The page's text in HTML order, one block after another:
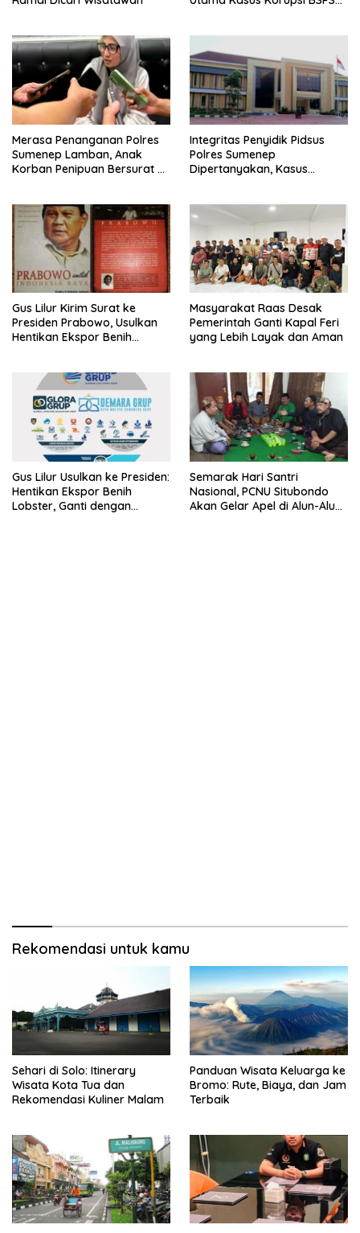
Merasa Penanganan Polres
Sumenep Lamban, Anak
Korban Penipuan Bersurat ke
Integritas Penyidik Pidsus
Polres Sumenep
Dipertanyakan, Kasus
Kepastian
Gus Lilur Kirim Surat ke
Presiden Prabowo, Usulkan
Hentikan Ekspor Benih
Masyarakat Raas Desak
Pemerintah Ganti Kapal Feri
yang Lebih Layak dan Aman
Gus Lilur Usulkan ke Presiden:
Hentikan Ekspor Benih
Lobster, Ganti dengan
Semarak Hari Santri
Nasional, PCNU Situbondo
Akan Gelar Apel di Alun-Alun
Rekomendasi untuk kamu
Sehari di Solo: Itinerary
Wisata Kota Tua dan
Rekomendasi Kuliner Malam
Panduan Wisata Keluarga ke
Bromo: Rute, Biaya, dan Jam
Terbaik